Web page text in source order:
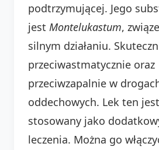
podtrzymującej. Jego
jest Montelukastum,
silnym działaniu.
przeciwastmatycznie oraz
przeciwzapalnie w
oddechowych. Lek ten
stosowany jako
leczenia. Można go